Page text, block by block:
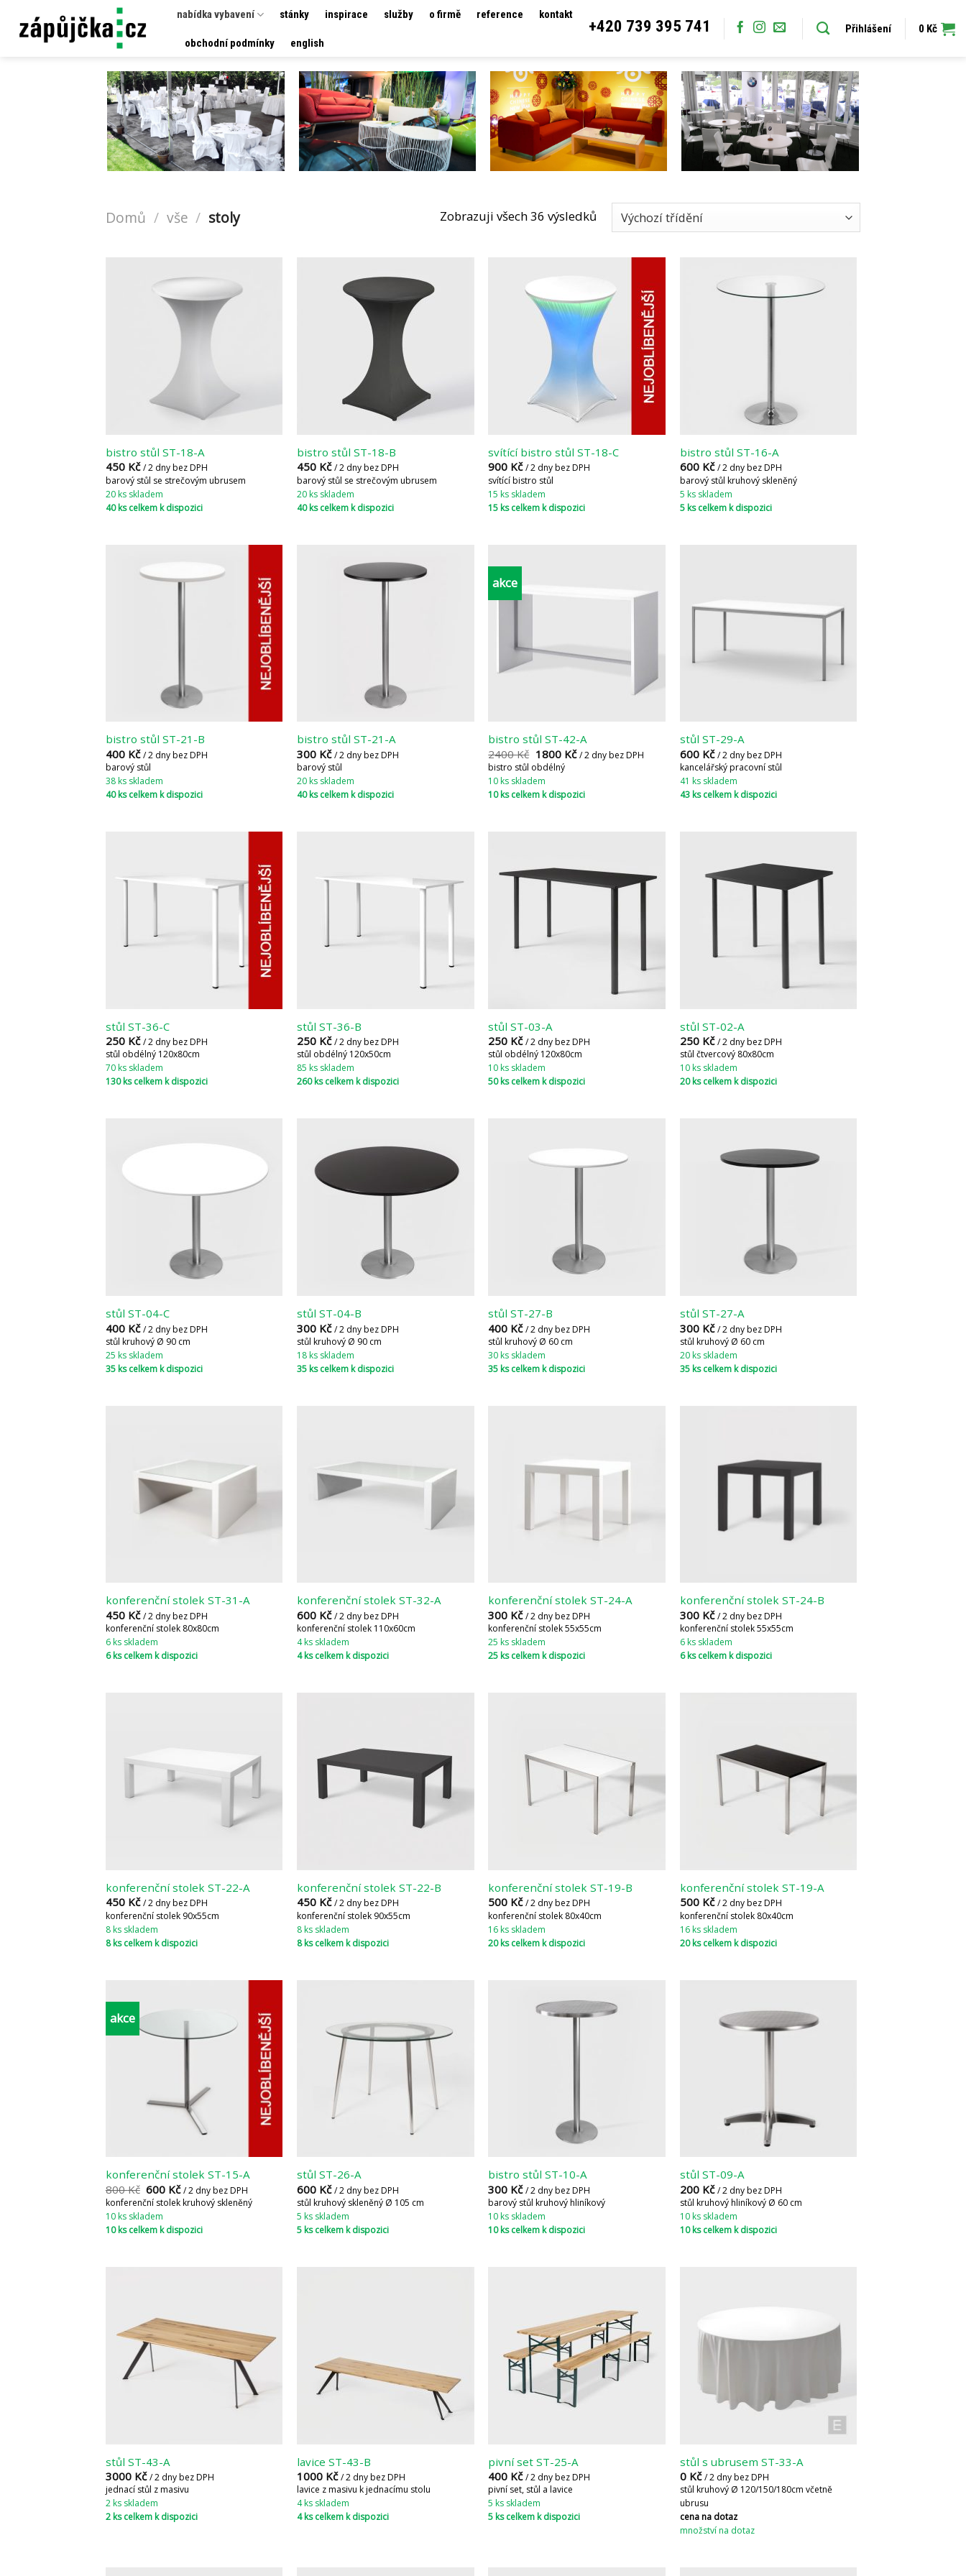
nabídka vybavení stánky inspirace služby o firmě reference kontakt
obchodní podmínky english
+420 739 395 741 Přihlášení 0 Kč
Domů / vše / stoly Zobrazuji všech 36 výsledků
bistro stůl ST-18-A
450 Kč / 2 dny bez DPH
barový stůl se strečovým ubrusem
20 ks skladem
40 ks celkem k dispozici
bistro stůl ST-18-B
450 Kč / 2 dny bez DPH
barový stůl se strečovým ubrusem
20 ks skladem
40 ks celkem k dispozici
svítící bistro stůl ST-18-C
900 Kč / 2 dny bez DPH
svítící bistro stůl
15 ks skladem
15 ks celkem k dispozici
bistro stůl ST-16-A
600 Kč / 2 dny bez DPH
barový stůl kruhový skleněný
5 ks skladem
5 ks celkem k dispozici
bistro stůl ST-21-B
400 Kč / 2 dny bez DPH
barový stůl
38 ks skladem
40 ks celkem k dispozici
bistro stůl ST-21-A
300 Kč / 2 dny bez DPH
barový stůl
20 ks skladem
40 ks celkem k dispozici
akce
bistro stůl ST-42-A
2400Kč 1800 Kč / 2 dny bez DPH
bistro stůl obdélný
10 ks skladem
10 ks celkem k dispozici
stůl ST-29-A
600 Kč / 2 dny bez DPH
kancelářský pracovní stůl
41 ks skladem
43 ks celkem k dispozici
stůl ST-36-C
250 Kč / 2 dny bez DPH
stůl obdélný 120x80cm
70 ks skladem
130 ks celkem k dispozici
stůl ST-36-B
250 Kč / 2 dny bez DPH
stůl obdélný 120x50cm
85 ks skladem
260 ks celkem k dispozici
stůl ST-03-A
250 Kč / 2 dny bez DPH
stůl obdélný 120x80cm
10 ks skladem
50 ks celkem k dispozici
stůl ST-02-A
250 Kč / 2 dny bez DPH
stůl čtvercový 80x80cm
10 ks skladem
20 ks celkem k dispozici
stůl ST-04-C
400 Kč / 2 dny bez DPH
stůl kruhový Ø 90 cm
25 ks skladem
35 ks celkem k dispozici
stůl ST-04-B
300 Kč / 2 dny bez DPH
stůl kruhový Ø 90 cm
18 ks skladem
35 ks celkem k dispozici
stůl ST-27-B
400 Kč / 2 dny bez DPH
stůl kruhový Ø 60 cm
30 ks skladem
35 ks celkem k dispozici
stůl ST-27-A
300 Kč / 2 dny bez DPH
stůl kruhový Ø 60 cm
20 ks skladem
35 ks celkem k dispozici
konferenční stolek ST-31-A
450 Kč / 2 dny bez DPH
konferenční stolek 80x80cm
6 ks skladem
6 ks celkem k dispozici
konferenční stolek ST-32-A
600 Kč / 2 dny bez DPH
konferenční stolek 110x60cm
4 ks skladem
4 ks celkem k dispozici
konferenční stolek ST-24-A
300 Kč / 2 dny bez DPH
konferenční stolek 55x55cm
25 ks skladem
25 ks celkem k dispozici
konferenční stolek ST-24-B
300 Kč / 2 dny bez DPH
konferenční stolek 55x55cm
6 ks skladem
6 ks celkem k dispozici
konferenční stolek ST-22-A
450 Kč / 2 dny bez DPH
konferenční stolek 90x55cm
8 ks skladem
8 ks celkem k dispozici
konferenční stolek ST-22-B
450 Kč / 2 dny bez DPH
konferenční stolek 90x55cm
8 ks skladem
8 ks celkem k dispozici
konferenční stolek ST-19-B
500 Kč / 2 dny bez DPH
konferenční stolek 80x40cm
16 ks skladem
20 ks celkem k dispozici
konferenční stolek ST-19-A
500 Kč / 2 dny bez DPH
konferenční stolek 80x40cm
16 ks skladem
20 ks celkem k dispozici
akce
konferenční stolek ST-15-A
800Kč 600 Kč / 2 dny bez DPH
konferenční stolek kruhový skleněný
10 ks skladem
10 ks celkem k dispozici
stůl ST-26-A
600 Kč / 2 dny bez DPH
stůl kruhový skleněný Ø 105 cm
5 ks skladem
5 ks celkem k dispozici
bistro stůl ST-10-A
300 Kč / 2 dny bez DPH
barový stůl kruhový hliníkový
10 ks skladem
10 ks celkem k dispozici
stůl ST-09-A
200 Kč / 2 dny bez DPH
stůl kruhový hliníkový Ø 60 cm
10 ks skladem
10 ks celkem k dispozici
stůl ST-43-A
3000 Kč / 2 dny bez DPH
jednací stůl z masivu
2 ks skladem
2 ks celkem k dispozici
lavice ST-43-B
1000 Kč / 2 dny bez DPH
lavice z masivu k jednacímu stolu
4 ks skladem
4 ks celkem k dispozici
pivní set ST-25-A
400 Kč / 2 dny bez DPH
pivní set, stůl a lavice
5 ks skladem
5 ks celkem k dispozici
stůl s ubrusem ST-33-A
0 Kč / 2 dny bez DPH
stůl kruhový Ø 120/150/180cm včetně
ubrusu
cena na dotaz
množství na dotaz